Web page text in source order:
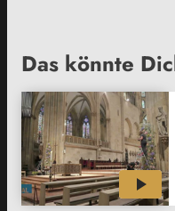
Das könnte